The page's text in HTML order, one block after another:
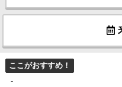
ここがおすすめ！
-